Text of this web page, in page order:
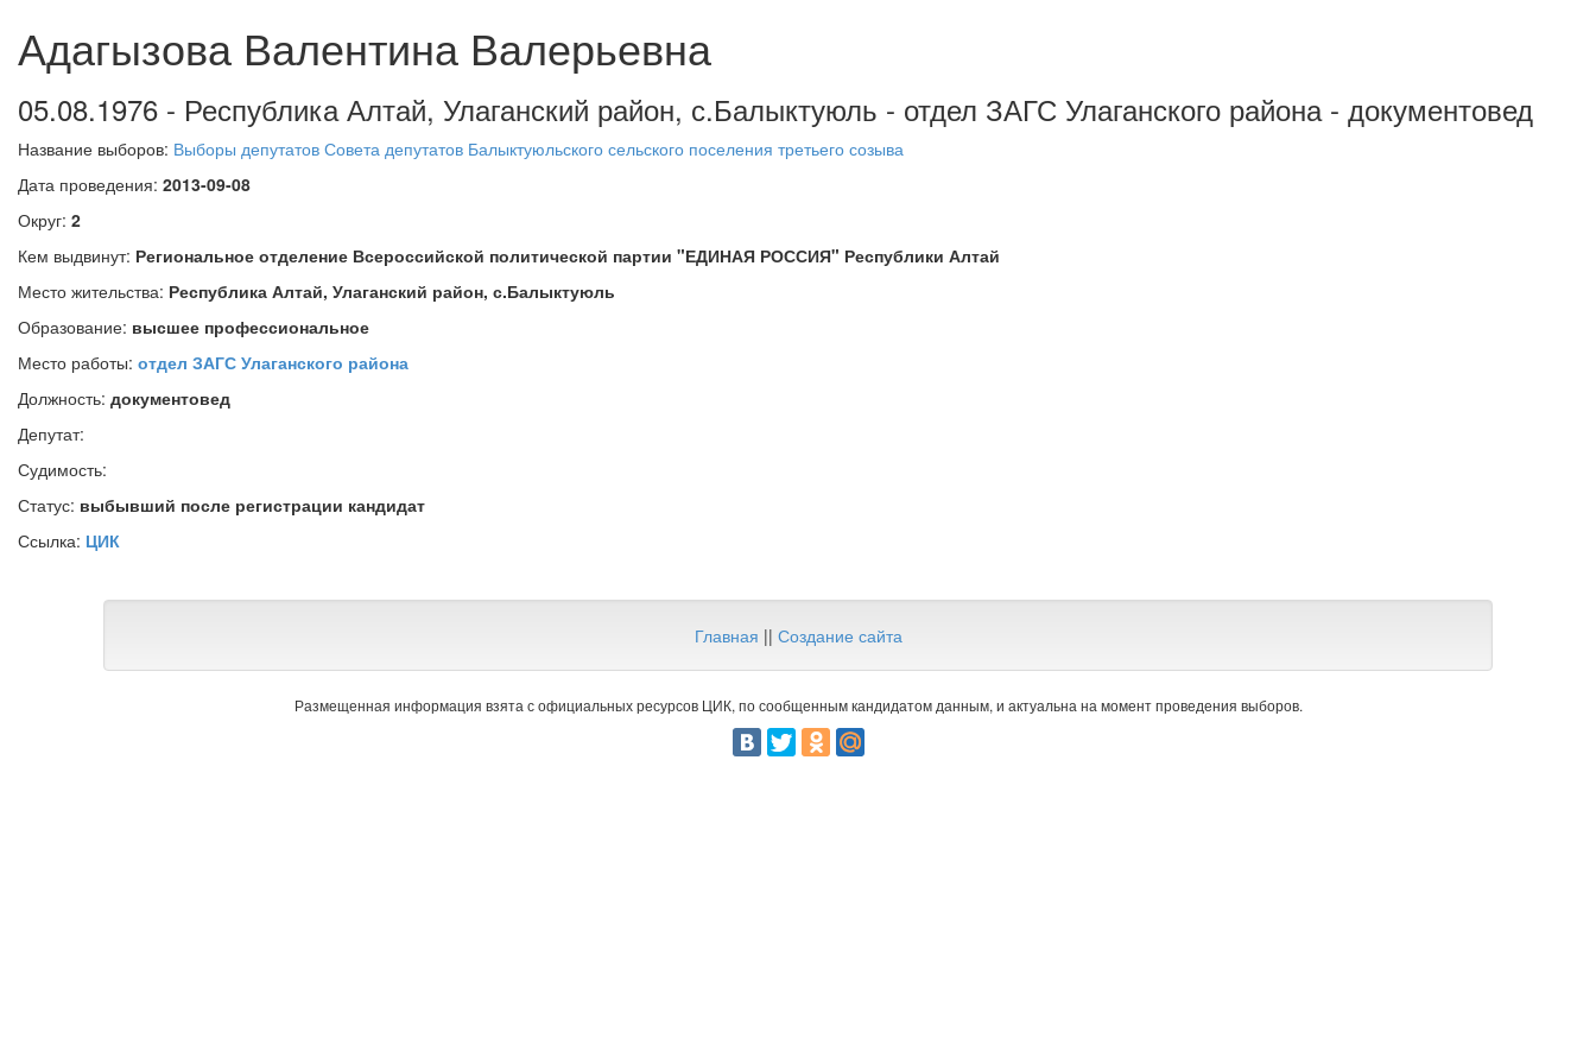
Адагызова Валентина Валерьевна
05.08.1976 - Республика Алтай, Улаганский район, с.Балыктуюль - отдел ЗАГС Улаганского района - документовед
Название выборов: Выборы депутатов Совета депутатов Балыктуюльского сельского поселения третьего созыва
Дата проведения: 2013-09-08
Округ: 2
Кем выдвинут: Региональное отделение Всероссийской политической партии "ЕДИНАЯ РОССИЯ" Республики Алтай
Место жительства: Республика Алтай, Улаганский район, с.Балыктуюль
Образование: высшее профессиональное
Место работы: отдел ЗАГС Улаганского района
Должность: документовед
Депутат:
Судимость:
Статус: выбывший после регистрации кандидат
Ссылка: ЦИК
Главная || Создание сайта
Размещенная информация взята с официальных ресурсов ЦИК, по сообщенным кандидатом данным, и актуальна на момент проведения выборов.